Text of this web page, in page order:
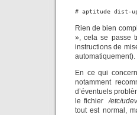
# aptitude dist-
Rien de bien
», cela se passe
instructions de
automatiquement).
En ce qui
notamment
d’éventuels
le fichier /etc/
tout est normal,